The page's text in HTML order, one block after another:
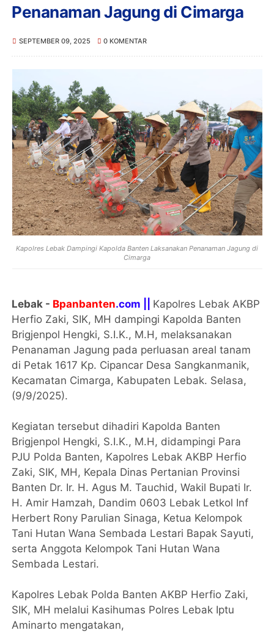
Penanaman Jagung di Cimarga
SEPTEMBER 09, 2025 0 KOMENTAR
Kapolres Lebak Dampingi Kapolda Banten Laksanakan Penanaman Jagung di
Cimarga
Lebak - Bpanbanten.com || Kapolres Lebak AKBP
Herfio Zaki, SIK, MH dampingi Kapolda Banten
Brigjenpol Hengki, S.I.K., M.H, melaksanakan
Penanaman Jagung pada perluasan areal tanam
di Petak 1617 Kp. Cipancar Desa Sangkanmanik,
Kecamatan Cimarga, Kabupaten Lebak. Selasa,
(9/9/2025).
Kegiatan tersebut dihadiri Kapolda Banten
Brigjenpol Hengki, S.I.K., M.H, didampingi Para
PJU Polda Banten, Kapolres Lebak AKBP Herfio
Zaki, SIK, MH, Kepala Dinas Pertanian Provinsi
Banten Dr. Ir. H. Agus M. Tauchid, Wakil Bupati Ir.
H. Amir Hamzah, Dandim 0603 Lebak Letkol Inf
Herbert Rony Parulian Sinaga, Ketua Kelompok
Tani Hutan Wana Sembada Lestari Bapak Sayuti,
serta Anggota Kelompok Tani Hutan Wana
Sembada Lestari.
Kapolres Lebak Polda Banten AKBP Herfio Zaki,
SIK, MH melalui Kasihumas Polres Lebak Iptu
Aminarto mengatakan,